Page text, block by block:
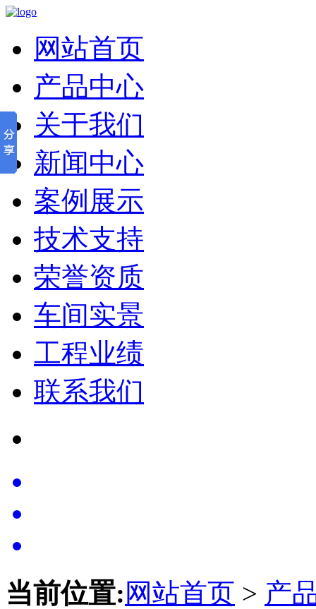
网站首页
产品中心
关于我们
新闻中心
案例展示
技术支持
荣誉资质
车间实景
工程业绩
联系我们
当前位置: 网站首页 > 产